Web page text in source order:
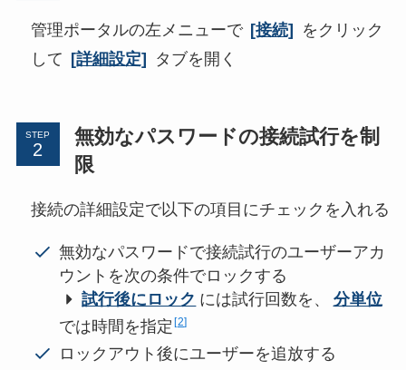
管理ポータルの左メニューで [接続]
をクリック
して
[詳細設定] タブを開く
STEP
無効なパスワードの接続試行を制
限
接続の詳細設定で以下の項目にチェックを入れる
無効なパスワードで接続試行のユーザーアカ
ウントを次の条件でロックする
試行後にロック には試行回数を、
分単位
では時間を指定 2
ロックアウト後にユーザーを追放する